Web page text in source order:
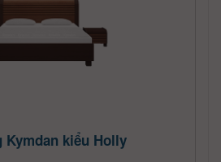
Kymdan kiểu Holly